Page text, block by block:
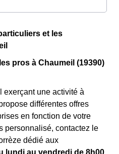
et les
pros à Chaumeil (19390)
exerçant une activité à
différentes offres
en fonction de votre
personnalisé, contactez le
dédié aux